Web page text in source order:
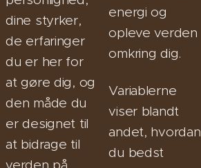
dine styrker,
de erfaringer
du er her for
at gøre dig, og
den måde du
er designet til
at bidrage til
energi og
opleve verden
omkring dig.
Variablerne
viser blandt
andet, hvordan
du bedst